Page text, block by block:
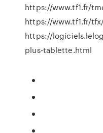
https://www.tf1.fr/
https://www.tf1.fr/
https://
plus-tablette.html